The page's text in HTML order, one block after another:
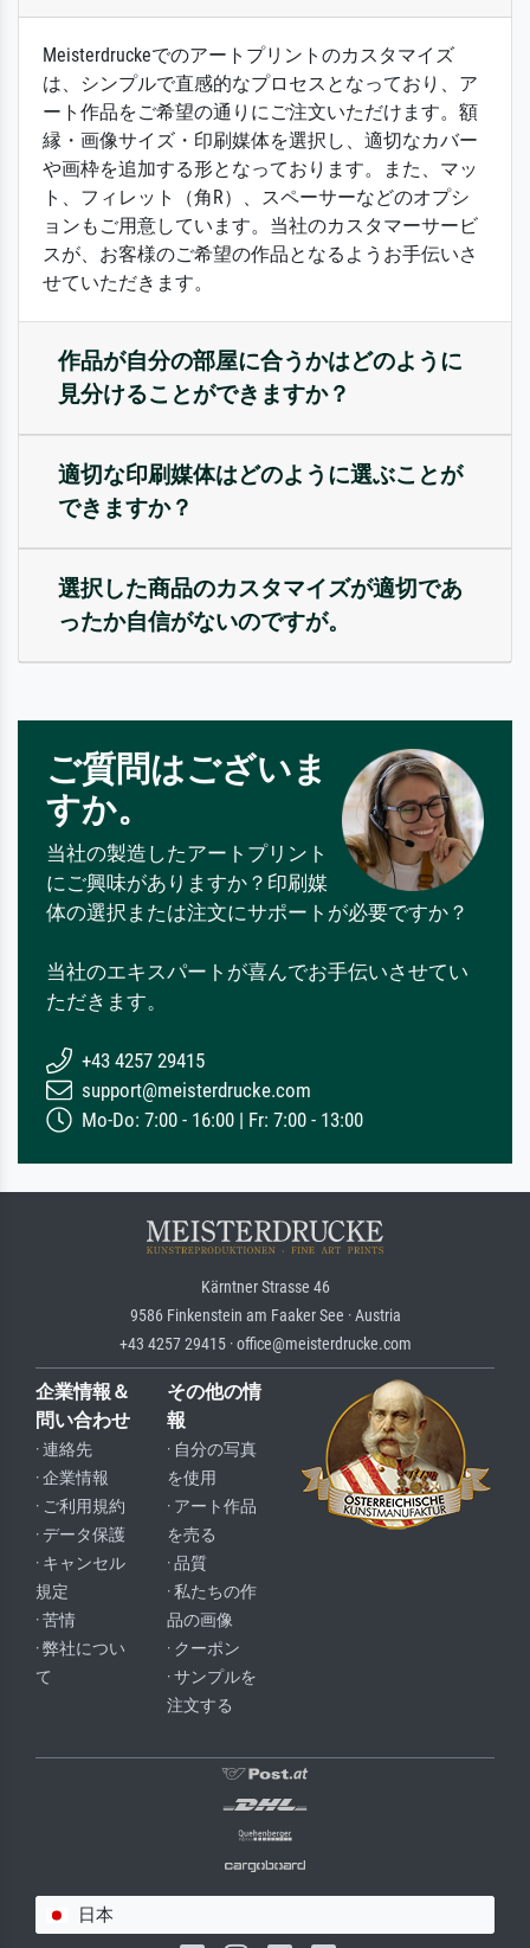
Meisterdruckeでのアートプリントのカスタマイズ
は、シンプルで直感的なプロセスとなっており、ア
ート作品をご希望の通りにご注文いただけます。額
縁・画像サイズ・印刷媒体を選択し、適切なカバー
や画枠を追加する形となっております。また、マッ
ト、フィレット（角R）、スペーサーなどのオプシ
ョンもご用意しています。当社のカスタマーサービ
スが、お客様のご希望の作品となるようお手伝いさ
せていただきます。
作品が自分の部屋に合うかはどのように
見分けることができますか？
適切な印刷媒体はどのように選ぶことが
できますか？
選択した商品のカスタマイズが適切であ
ったか自信がないのですが。
ご質問はございま
すか。
当社の製造したアートプリント
にご興味がありますか？印刷媒
体の選択または注文にサポートが必要ですか？
当社のエキスパートが喜んでお手伝いさせてい
ただきます。
+43 4257 29415
support@meisterdrucke.com
Mo-Do: 7:00 - 16:00 | Fr: 7:00 - 13:00
Kärntner Strasse 46
9586 Finkenstein am Faaker See · Austria
+43 4257 29415 · office@meisterdrucke.com
企業情報＆
問い合わせ
· 連絡先
· 企業情報
· ご利用規約
· データ保護
· キャンセル
規定
· 苦情
· 弊社につい
て
その他の情
報
· 自分の写真
を使用
· アート作品
を売る
· 品質
· 私たちの作
品の画像
· クーポン
· サンプルを
注文する
日本